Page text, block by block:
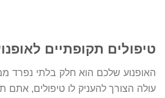
טיפולים תקופתיים
האופנוע שלכם הוא חלק בלתי נפרד
עולה הצורך להעניק לו טיפולים, אתם